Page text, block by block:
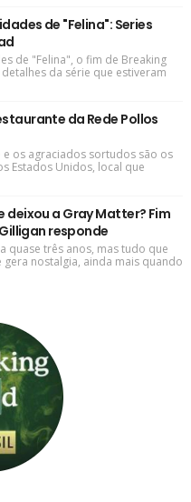
de "Felina": Series
de "Felina", o fim de Breaking
da série que estiveram
da Rede Pollos
os agraciados sortudos são os
Estados Unidos, local que
deixou a Gray Matter? Fim
responde
quase três anos, mas tudo que
nostalgia, ainda mais quando